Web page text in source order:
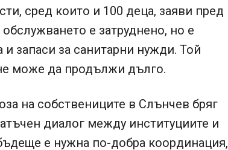
сред които и 100 деца, заяви пред
обслужването е затруднено, но е
и запаси за санитарни нужди. Той
може да продължи дълго.
на собствениците в Слънчев бряг
диалог между институциите и
е нужна по-добра координация,